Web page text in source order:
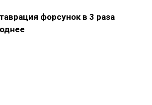
форсунок в 3 раза